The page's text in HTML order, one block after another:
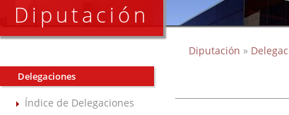
Diputación
Delegaciones
Índice de Delegaciones
Diputación »